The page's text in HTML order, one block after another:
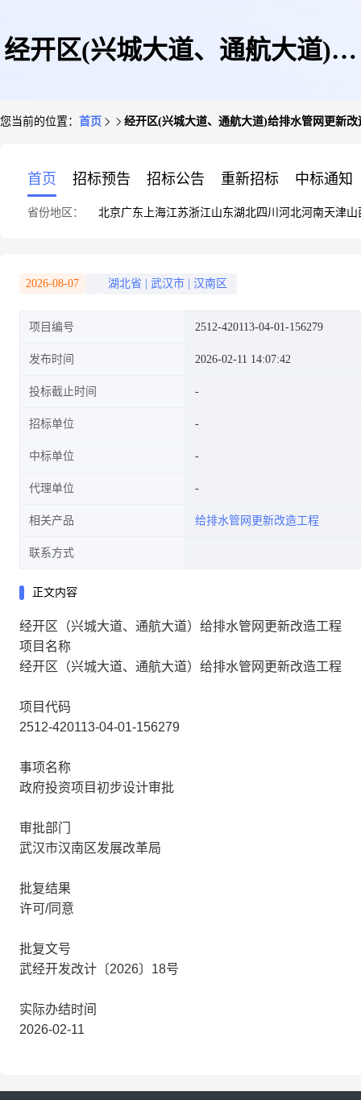
经开区(兴城大道、通航大道)给
您当前的位置： 首页 经开区(兴城大道、通航大道)给排水管网更新改
首页 招标预告 招标公告 重新招标 中标通知
省份地区： 北京广东 上海江苏浙江山东湖北四川 河北河南天津山
2026-08-07 湖北省 武汉市 汉南区
项目编号 2512-420113-04-01-156279
发布时间 2026-02-11 14:07:42
投标截止时间
招标单位
中标单位
代理单位
相关产品 给排水管网更新改造工程
联系方式
正文内容
经开区（兴城大道、通航大道）给排水管网更新改造工程
项目名称
经开区（兴城大道、通航大道）给排水管网更新改造工程
项目代码
2512-420113-04-01-156279
事项名称
政府投资项目初步设计审批
审批部门
武汉市汉南区发展改革局
批复结果
许可/同意
批复文号
武经开发改计〔2026〕18号
实际办结时间
2026-02-11